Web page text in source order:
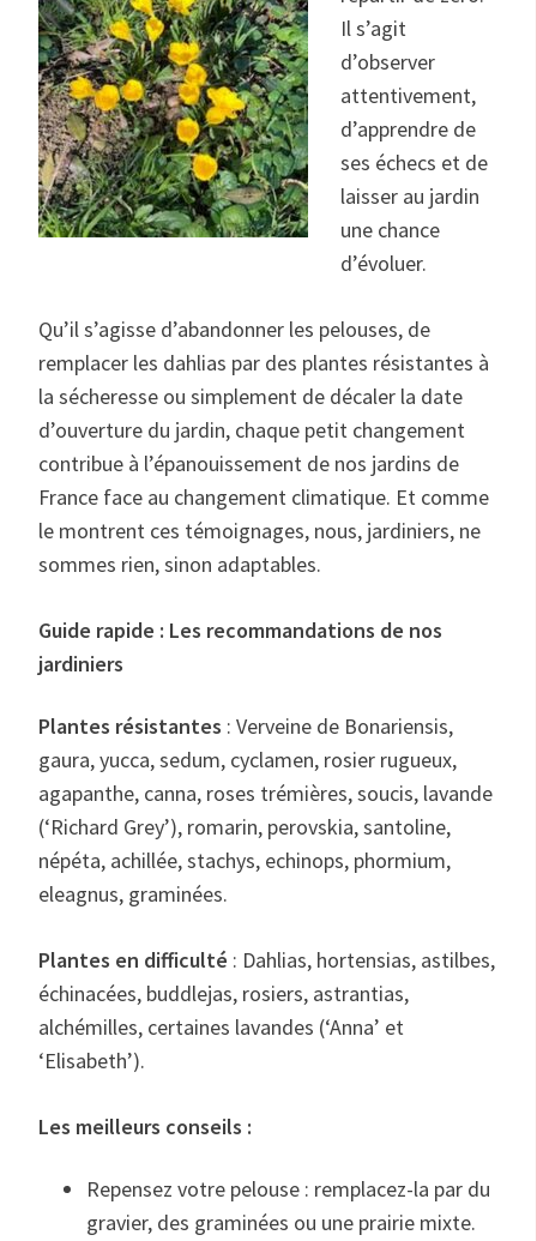
Il s’agit
d’observer
attentivement,
d’apprendre de
ses échecs et de
laisser au jardin
une chance
d’évoluer.
Qu’il s’agisse d’abandonner les pelouses, de
remplacer les dahlias par des plantes résistantes à
la sécheresse ou simplement de décaler la date
d’ouverture du jardin, chaque petit changement
contribue à l’épanouissement de nos jardins de
France face au changement climatique. Et comme
le montrent ces témoignages, nous, jardiniers, ne
sommes rien, sinon adaptables.
Guide rapide : Les recommandations de nos
jardiniers
Plantes résistantes : Verveine de Bonariensis,
gaura, yucca, sedum, cyclamen, rosier rugueux,
agapanthe, canna, roses trémières, soucis, lavande
(‘Richard Grey’), romarin, perovskia, santoline,
népéta, achillée, stachys, echinops, phormium,
eleagnus, graminées.
Plantes en difficulté : Dahlias, hortensias, astilbes,
échinacées, buddlejas, rosiers, astrantias,
alchémilles, certaines lavandes (‘Anna’ et
‘Elisabeth’).
Les meilleurs conseils :
Repensez votre pelouse : remplacez-la par du
gravier, des graminées ou une prairie mixte.